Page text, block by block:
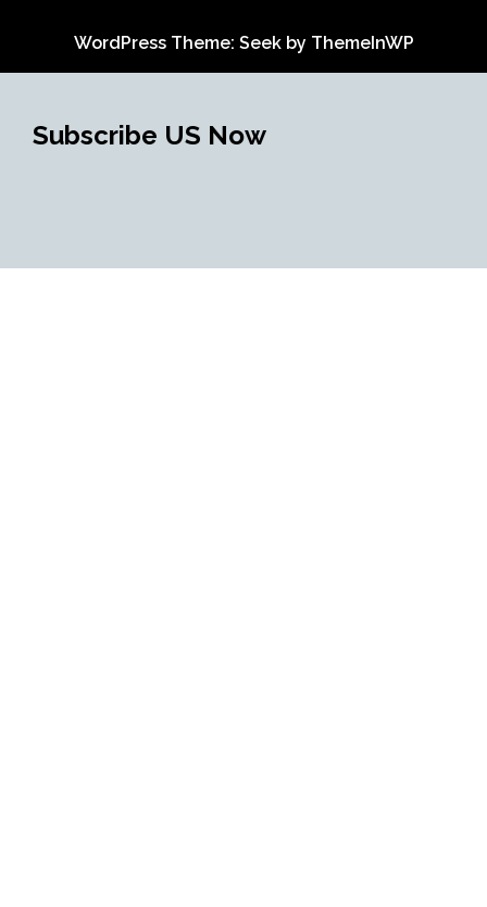
WordPress Theme: Seek by ThemeInWP
Subscribe US Now